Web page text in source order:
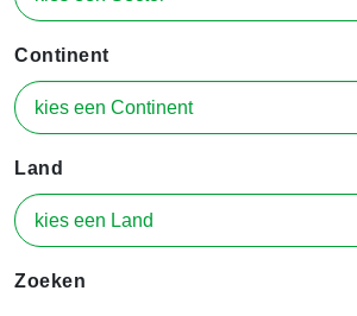
Continent
Land
Zoeken